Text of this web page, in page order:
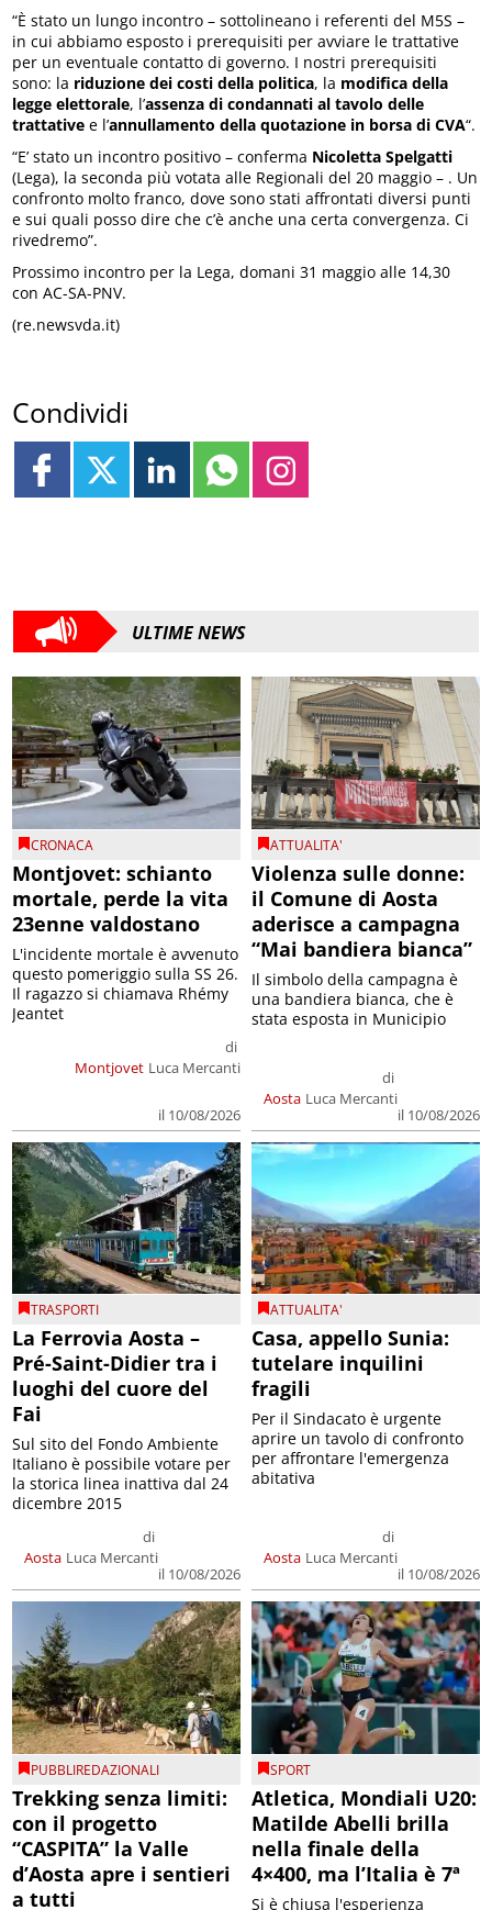
“È stato un lungo incontro – sottolineano i referenti del M5S –
in cui abbiamo esposto i prerequisiti per avviare le trattative
per un eventuale contatto di governo. I nostri prerequisiti
sono: la riduzione dei costi della politica, la modifica della
legge elettorale, l’assenza di condannati al tavolo delle
trattative e l’annullamento della quotazione in borsa di CVA“.
“E’ stato un incontro positivo – conferma Nicoletta Spelgatti
(Lega), la seconda più votata alle Regionali del 20 maggio – . Un
confronto molto franco, dove sono stati affrontati diversi punti
e sui quali posso dire che c’è anche una certa convergenza. Ci
rivedremo”.
Prossimo incontro per la Lega, domani 31 maggio alle 14,30
con AC-SA-PNV.
(re.newsvda.it)
Condividi
ULTIME NEWS
CRONACA
Montjovet: schianto
mortale, perde la vita
23enne valdostano
Montjovet
di
Luca Mercanti
il 10/08/2026
L'incidente mortale è avvenuto
questo pomeriggio sulla SS 26.
Il ragazzo si chiamava Rhémy
Jeantet
ATTUALITA'
Violenza sulle donne:
il Comune di Aosta
aderisce a campagna
“Mai bandiera bianca”
Aosta
di
Luca Mercanti
il 10/08/2026
Il simbolo della campagna è
una bandiera bianca, che è
stata esposta in Municipio
TRASPORTI
La Ferrovia Aosta –
Pré-Saint-Didier tra i
luoghi del cuore del
Fai
Aosta
di
Luca Mercanti
il 10/08/2026
Sul sito del Fondo Ambiente
Italiano è possibile votare per
la storica linea inattiva dal 24
dicembre 2015
ATTUALITA'
Casa, appello Sunia:
tutelare inquilini
fragili
Aosta
di
Luca Mercanti
il 10/08/2026
Per il Sindacato è urgente
aprire un tavolo di confronto
per affrontare l'emergenza
abitativa
PUBBLIREDAZIONALI
Trekking senza limiti:
con il progetto
“CASPITA” la Valle
d’Aosta apre i sentieri
a tutti
SPORT
Atletica, Mondiali U20:
Matilde Abelli brilla
nella finale della
4×400, ma l’Italia è 7ª
Si è chiusa l'esperienza